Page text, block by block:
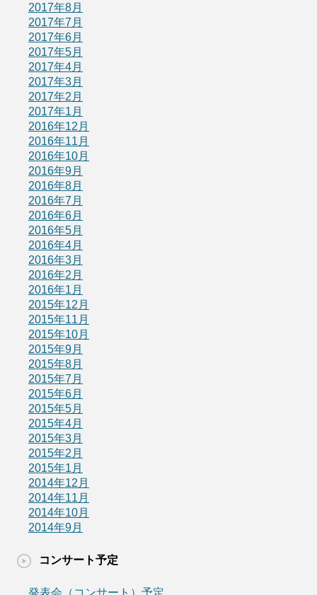
2017年8月
2017年7月
2017年6月
2017年5月
2017年4月
2017年3月
2017年2月
2017年1月
2016年12月
2016年11月
2016年10月
2016年9月
2016年8月
2016年7月
2016年6月
2016年5月
2016年4月
2016年3月
2016年2月
2016年1月
2015年12月
2015年11月
2015年10月
2015年9月
2015年8月
2015年7月
2015年6月
2015年5月
2015年4月
2015年3月
2015年2月
2015年1月
2014年12月
2014年11月
2014年10月
2014年9月
コンサート予定
発表会（コンサート）予定